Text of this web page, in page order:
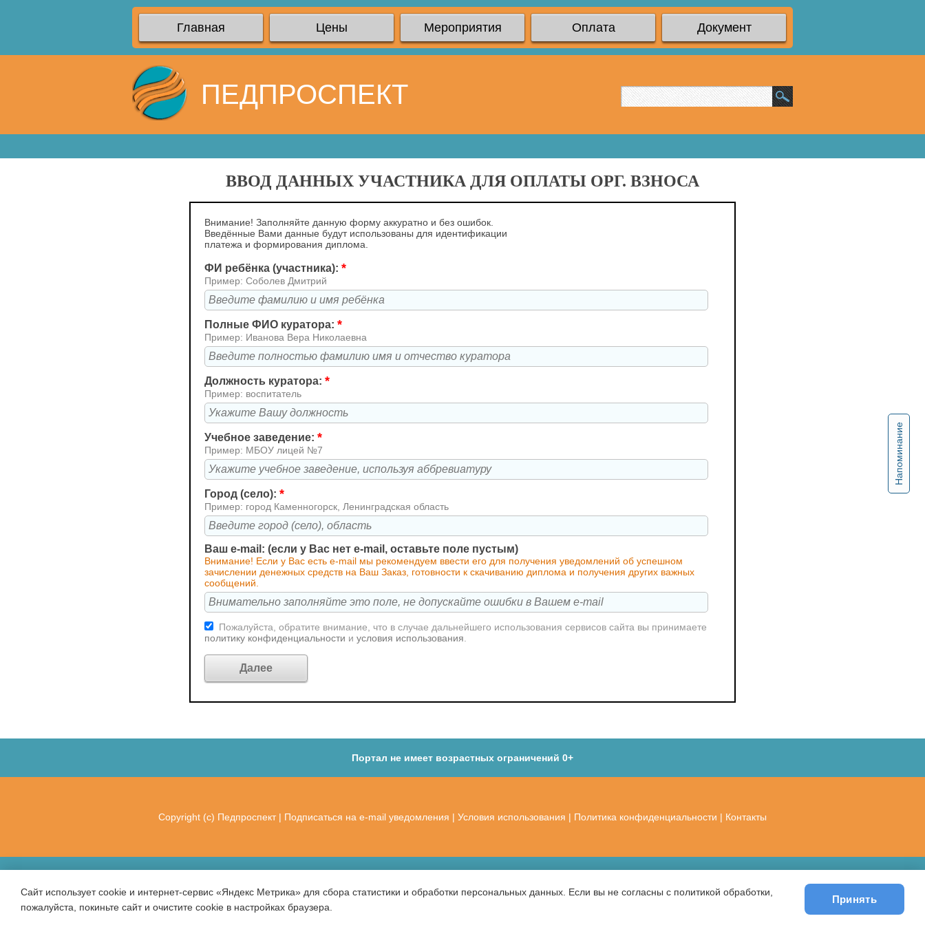
Главная Цены Мероприятия Оплата Документ
ПЕДПРОСПЕКТ
Напоминание
ВВОД ДАННЫХ УЧАСТНИКА ДЛЯ ОПЛАТЫ ОРГ. ВЗНОСА
Внимание! Заполняйте данную форму аккуратно и без ошибок.
Введённые Вами данные будут использованы для идентификации
платежа и формирования диплома.
ФИ ребёнка (участника): *
Пример: Соболев Дмитрий
Полные ФИО куратора: *
Пример: Иванова Вера Николаевна
Должность куратора: *
Пример: воспитатель
Учебное заведение: *
Пример: МБОУ лицей №7
Город (село): *
Пример: город Каменногорск, Ленинградская область
Ваш e-mail: (если у Вас нет e-mail, оставьте поле пустым)
Внимание! Если у Вас есть e-mail мы рекомендуем ввести его для получения уведомлений об успешном
зачислении денежных средств на Ваш Заказ, готовности к скачиванию диплома и получения других важных
сообщений.
Пожалуйста, обратите внимание, что в случае дальнейшего использования сервисов сайта вы принимаете
политику конфиденциальности и условия использования
Портал не имеет возрастных ограничений 0+
Copyright (c) Педпроспект| Подписаться на e-mail уведомления | Условия использования | Политика конфиденциальности | Контакты
Сайт использует cookie и интернет-сервис «Яндекс Метрика» для сбора статистики и обработки персональных данных. Если вы не согласны с политикой обработки,
пожалуйста, покиньте сайт и очистите cookie в настройках браузера.
Принять